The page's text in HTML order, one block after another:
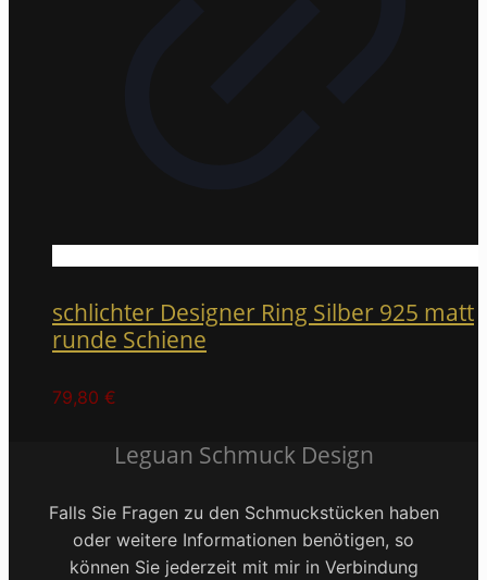
schlichter Designer Ring Silber 925 matt
runde Schiene
79,80 €
Leguan Schmuck Design
Falls Sie Fragen zu den Schmuckstücken haben
oder weitere Informationen benötigen, so
können Sie jederzeit mit mir in Verbindung